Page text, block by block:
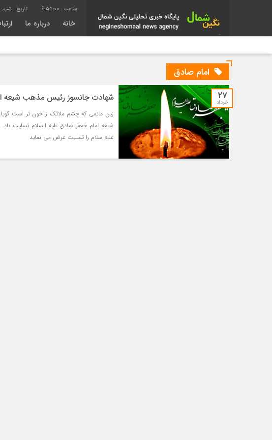
6:55:00 تاریخ : شنبه, ۱۷ مرداد , ۱۴۰۵
خانه درباره ما
امام صادق
۲۷
خرداد شهادت جانسوز رئیس مذهب شیعه
زین ماتمى که چشم ملائک ز خون تر است
شیعه امام جعفر صادق علیه السلام تسلیت
علیه سلام را تسلیت عرض می نماید